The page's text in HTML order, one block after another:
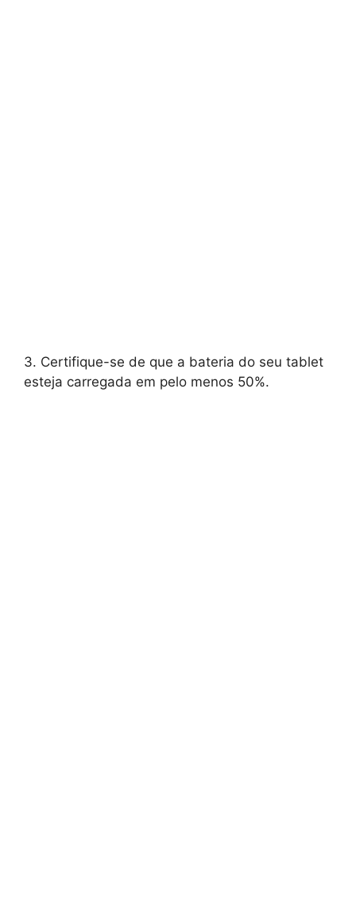
3. Certifique-se de que a bateria do seu tablet
esteja carregada em pelo menos 50%.